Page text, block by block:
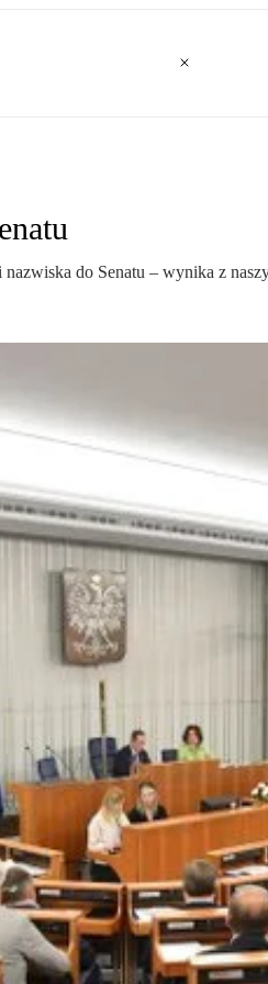
do Senatu – wynika z